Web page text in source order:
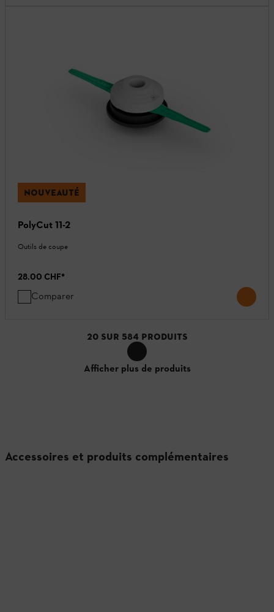
NOUVEAUTÉ
PolyCut 11-2
Outils de coupe
28.00 CHF*
Comparer
20 SUR 584 PRODUITS
Afficher plus de produits
Accessoires et produits complémentaires